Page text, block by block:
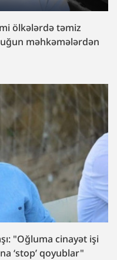
ölkələrdə təmiz
məhkəmələrdən
"Oğluma cinayət işi
‘stop’ qoyublar"